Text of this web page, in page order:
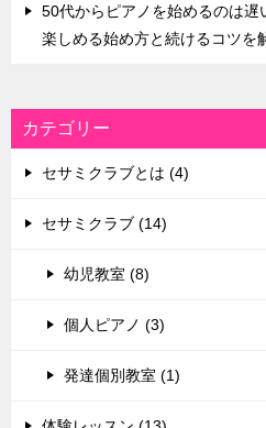
50代からピアノを始めるのは遅
楽しめる始め方と続けるコツを
カテゴリー
セサミクラブとは (4)
セサミクラブ (14)
幼児教室 (8)
個人ピアノ (3)
発達個別教室 (1)